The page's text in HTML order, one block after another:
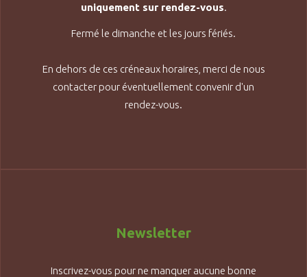
uniquement sur rendez-vous.
Fermé le dimanche et les jours fériés.
En dehors de ces créneaux horaires, merci de nous
contacter pour éventuellement convenir d'un
rendez-vous.
Newsletter
Inscrivez-vous pour ne manquer aucune bonne